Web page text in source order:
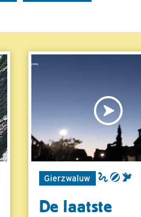
Gierzwaluw
De laatste